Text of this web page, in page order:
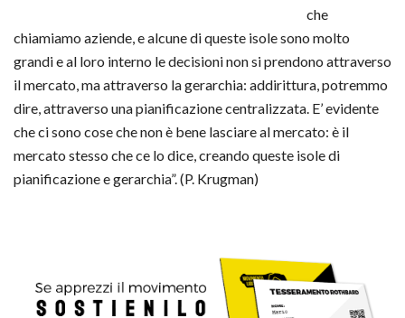
che
chiamiamo aziende, e alcune di queste isole sono molto
grandi e al loro interno le decisioni non si prendono attraverso
il mercato, ma attraverso la gerarchia: addirittura, potremmo
dire, attraverso una pianificazione centralizzata. E’ evidente
che ci sono cose che non è bene lasciare al mercato: è il
mercato stesso che ce lo dice, creando queste isole di
pianificazione e gerarchia”. (P. Krugman)